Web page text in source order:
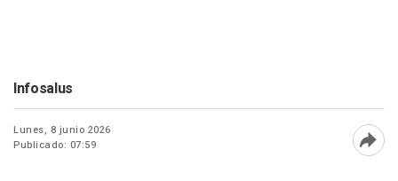
Infosalus
Lunes, 8 junio 2026
Publicado: 07:59